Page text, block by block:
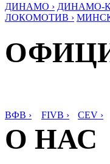
ДИНАМО › ДИНАМО-
ЛОКОМОТИВ ›
ВФВ › FIVB › CEV ›
О НАС